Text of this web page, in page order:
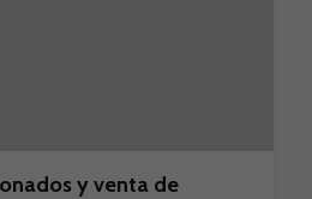
y venta de